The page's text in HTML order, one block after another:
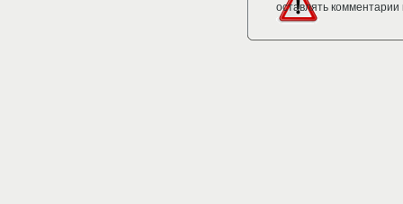
оставлять комментарии